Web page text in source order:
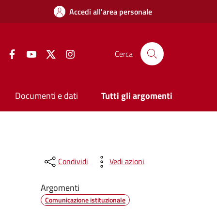
Accedi all'area personale
FacebookYouTube Twitter Cerca
Documenti e dati Tutti gli argomenti
Condividi Vedi azioni
Argomenti
Comunicazione istituzionale